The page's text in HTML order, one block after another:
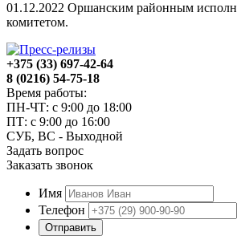
01.12.2022 Оршанским районным
комитетом.
+375 (33) 697-42-64
8 (0216) 54-75-18
Время работы:
ПН-ЧТ: с 9:00 до 18:00
ПТ: с 9:00 до 16:00
СУБ, ВС - Выходной
Задать вопрос
Заказать звонок
Имя
Телефон
Отправить